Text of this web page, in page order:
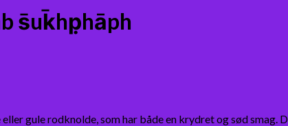
s̄uk̄hp̣hāph
gule rodknolde, som har både en krydret og sød smag.